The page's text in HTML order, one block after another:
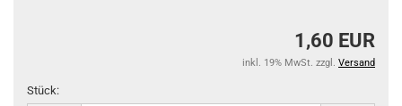
1,60 EUR
inkl. 19% MwSt. zzgl. Versand
Stück: